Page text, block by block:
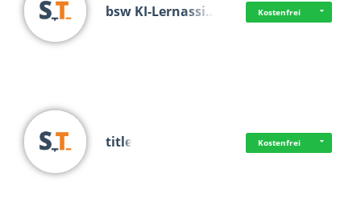
bsw KI-Lernassi… Kostenfrei
title Kostenfrei